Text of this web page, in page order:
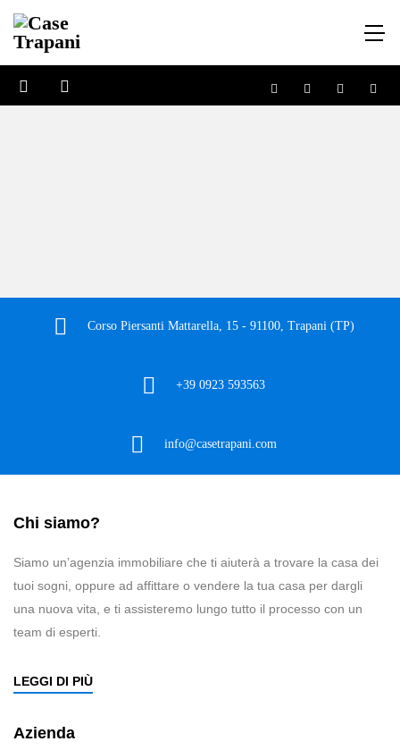
Corso Piersanti Mattarella, 15 - 91100, Trapani (TP)
+39 0923 593563
info@casetrapani.com
Chi siamo?
Siamo un’agenzia immobiliare che ti aiuterà a trovare la casa dei
tuoi sogni, oppure ad affittare o vendere la tua casa per dargli
una nuova vita, e ti assisteremo lungo tutto il processo con un
team di esperti.
LEGGI DI PIÙ
Azienda